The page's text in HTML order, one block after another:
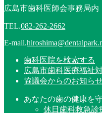
広島市歯科医師会事務局内
TEL.082-262-2662
E-mail.
歯科医院を検索する
広島市歯科医療福祉
協議会からのお知ら
あなたの歯の健康を
休日歯科救急診